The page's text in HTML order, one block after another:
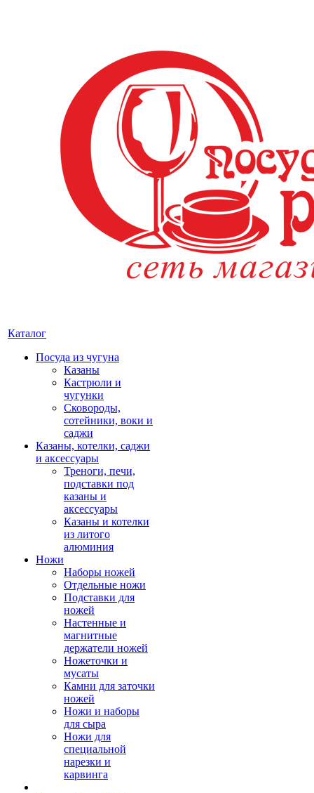
Каталог
Посуда из чугуна
Казаны
Кастрюли и
чугунки
Сковороды,
сотейники, воки и
саджи
Казаны, котелки, саджи
и аксессуары
Треноги, печи,
подставки под
казаны и
аксессуары
Казаны и котелки
из литого
алюминия
Ножи
Наборы ножей
Отдельные ножи
Подставки для
ножей
Настенные и
магнитные
держатели ножей
Ножеточки и
мусаты
Камни для заточки
ножей
Ножи и наборы
для сыра
Ножи для
специальной
нарезки и
карвинга